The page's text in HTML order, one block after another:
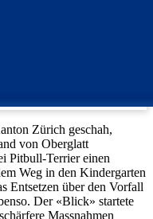
Zürich geschah,
von Oberglatt
Pitbull-Terrier einen
Weg in den Kindergarten
Entsetzen über den Vorfall
Der «Blick» startete
Massnahmen